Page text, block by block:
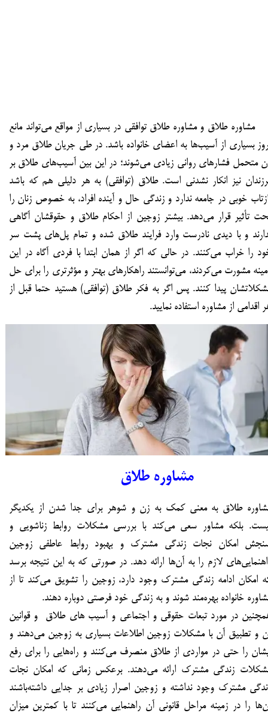
طلاق و مشاوره طلاق توافقی در بسیاری از مواقع می‌تواند مانع
بسیاری از آسیب‌ها به اعضای خانواده باشد. در طی جریان طلاق مرد و
متحمل فشارهای روانی زیادی می‌شوند؛ در این بین آسیب‌های طلاق بر
نیز انکار نشدنی است. طلاق (توافقی) به هر دلیلی هم که باشد
خوبی در جامعه ندارد و زندگی حال و آینده افراد، به خصوص زنان را
تأثیر قرار می‌دهد. بیشتر زوجین از احکام طلاق و حقوقشان آگاهی
و با دیدی نادرست وارد فرایند طلاق شده و تمام پل‌های پشت سر
را خراب می‌کنند. در حالی که اگر از همان ابتدا با فردی آگاه در این
مشورت می‌کردند، می‌توانستند راهکارهای بهتر و مؤثرتری را برای حل
پیدا کنند. پس اگر به فکر طلاق (توافقی) هستید حتما قبل از
اقدامی از مشاوره استفاده نمایید.
مشاوره طلاق
طلاق به معنی كمک به زن و شوهر برای جدا شدن از یکدیگر
بلكه مشاور سعی می‌كند با بررسی مشكلات روابط زناشویی و
امکان نجات زندگی مشترک و بهبود روابط عاطفی زوجین
لازم را به آن‌ها ارائه دهد. در صورتی كه به این نتیجه برسد
امکان ادامه زندگی مشترک وجود دارد، زوجین را تشویق می‌کند تا از
خانواده بهره‌مند شوند و به زندگی خود فرصتی دوباره دهند.
در مورد تبعات حقوقی و اجتماعی و آسیب های طلاق و قوانین
و تطبیق آن با مشكلات زوجین اطلاعات بسیاری به زوجین می‌دهند و
را حتی در مواردی از طلاق منصرف می‌كنند و راه‌هایی را برای رفع
زندگی مشترک ارائه می‌دهند. برعکس زمانی که امکان نجات
مشترک وجود نداشته و زوجین اصرار زیادی بر جدایی داشته‌باشند
را در زمینه مراحل قانونی آن راهنمایی می‌کنند تا با کمترین میزان